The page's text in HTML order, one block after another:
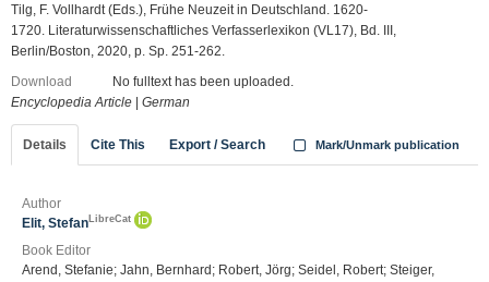
Tilg, F. Vollhardt (Eds.), Frühe Neuzeit in Deutschland. 1620-
1720. Literaturwissenschaftliches Verfasserlexikon (VL17), Bd. III,
Berlin/Boston, 2020, p. Sp. 251-262.
Download
No fulltext has been uploaded.
Encyclopedia Article
German
Details Cite This Export / Search Mark/Unmark publication
Author
Elit, Stefan LibreCat
Book Editor
Arend, Stefanie; Jahn, Bernhard; Robert, Jörg; Seidel, Robert; Steiger,